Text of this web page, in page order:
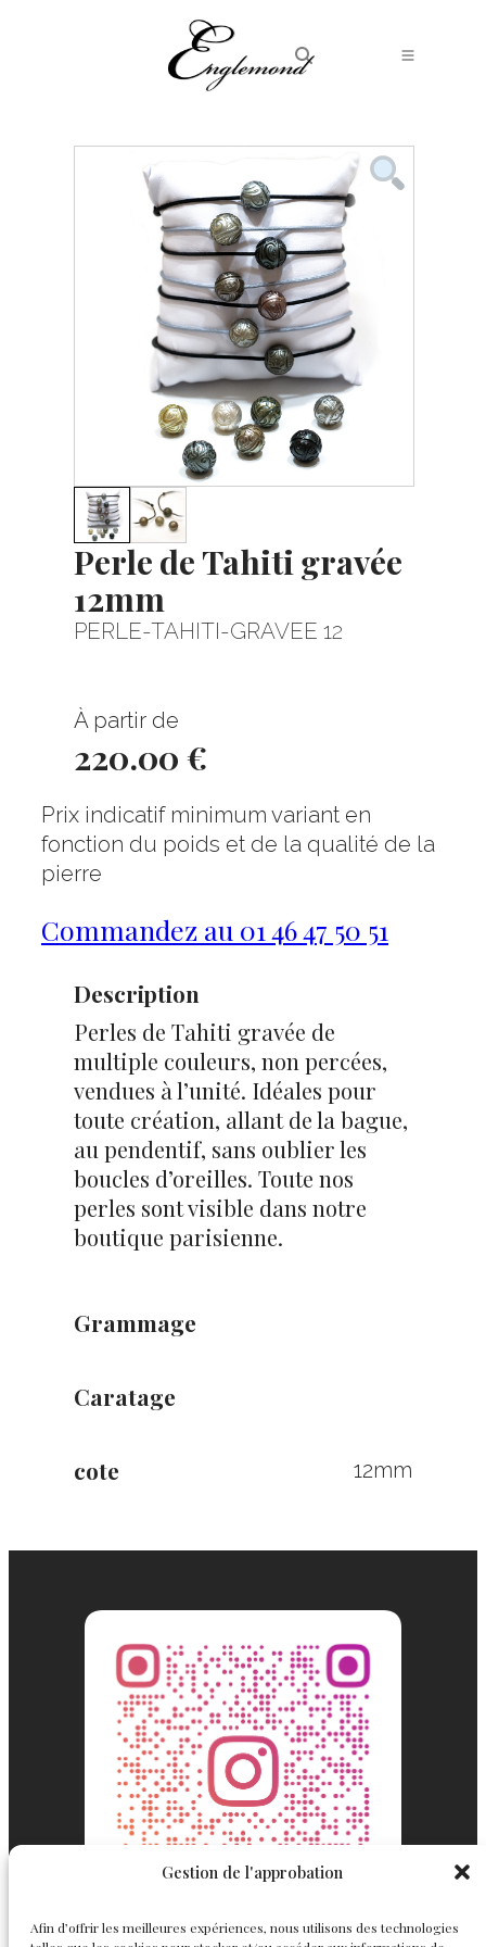
Gestion de l'approbation
Afin d’offrir les meilleures expériences, nous utilisons des technologies
Perle de Tahiti gravée
12mm
PERLE-TAHITI-GRAVEE 12
À partir de
220.00 €
Prix indicatif minimum variant en
fonction du poids et de la qualité de la
pierre
Commandez au 01 46 47 50 51
Description
Perles de Tahiti gravée de
multiple couleurs, non percées,
vendues à l’unité. Idéales pour
toute création, allant de la bague,
au pendentif, sans oublier les
boucles d’oreilles. Toute nos
perles sont visible dans notre
boutique parisienne.
Grammage
Caratage
cote 12mm